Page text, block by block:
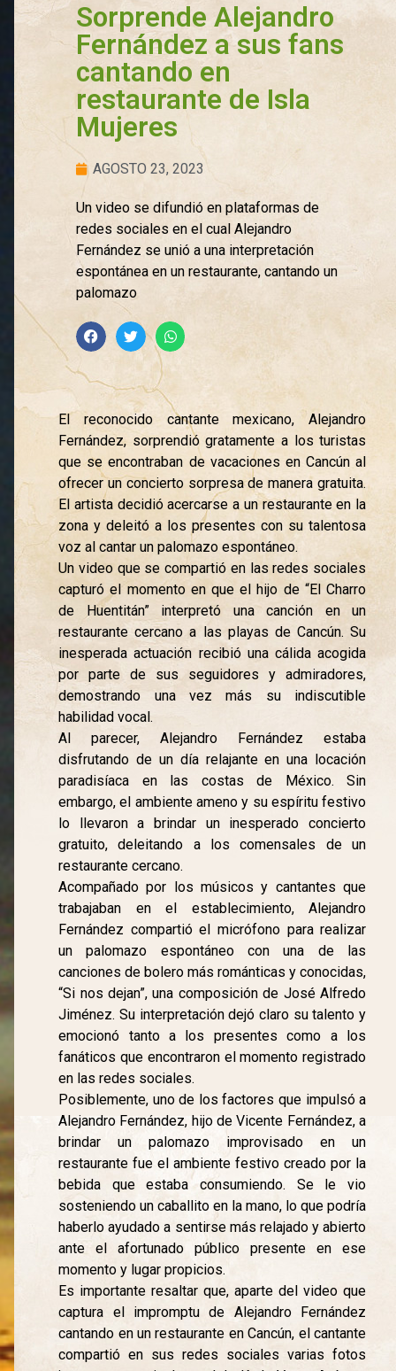
Sorprende Alejandro
Fernández a sus fans
cantando en
restaurante de Isla
Mujeres
AGOSTO 23, 2023
Un video se difundió en plataformas de
redes sociales en el cual Alejandro
Fernández se unió a una interpretación
espontánea en un restaurante, cantando un
palomazo
El reconocido cantante mexicano, Alejandro
Fernández, sorprendió gratamente a los turistas
que se encontraban de vacaciones en Cancún al
ofrecer un concierto sorpresa de manera gratuita.
El artista decidió acercarse a un restaurante en la
zona y deleitó a los presentes con su talentosa
voz al cantar un palomazo espontáneo.
Un video que se compartió en las redes sociales
capturó el momento en que el hijo de “El Charro
de Huentitán” interpretó una canción en un
restaurante cercano a las playas de Cancún. Su
inesperada actuación recibió una cálida acogida
por parte de sus seguidores y admiradores,
demostrando una vez más su indiscutible
habilidad vocal.
Al parecer, Alejandro Fernández estaba
disfrutando de un día relajante en una locación
paradisíaca en las costas de México. Sin
embargo, el ambiente ameno y su espíritu festivo
lo llevaron a brindar un inesperado concierto
gratuito, deleitando a los comensales de un
restaurante cercano.
Acompañado por los músicos y cantantes que
trabajaban en el establecimiento, Alejandro
Fernández compartió el micrófono para realizar
un palomazo espontáneo con una de las
canciones de bolero más románticas y conocidas,
“Si nos dejan”, una composición de José Alfredo
Jiménez. Su interpretación dejó claro su talento y
emocionó tanto a los presentes como a los
fanáticos que encontraron el momento registrado
en las redes sociales.
Posiblemente, uno de los factores que impulsó a
Alejandro Fernández, hijo de Vicente Fernández, a
brindar un palomazo improvisado en un
restaurante fue el ambiente festivo creado por la
bebida que estaba consumiendo. Se le vio
sosteniendo un caballito en la mano, lo que podría
haberlo ayudado a sentirse más relajado y abierto
ante el afortunado público presente en ese
momento y lugar propicios.
Es importante resaltar que, aparte del video que
captura el impromptu de Alejandro Fernández
cantando en un restaurante en Cancún, el cantante
compartió en sus redes sociales varias fotos